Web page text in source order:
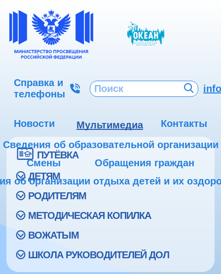
Справка и
телефоны
Новости Мультимедиа
Контакты
Сведения об образовательной организации
Смены
Обращения граждан
об организации отдыха детей и их
ПУТЁВКА
ДЕТЯМ
РОДИТЕЛЯМ
МЕТОДИЧЕСКАЯ КОПИЛКА
ВОЖАТЫМ
ШКОЛА РУКОВОДИТЕЛЕЙ ДОЛ